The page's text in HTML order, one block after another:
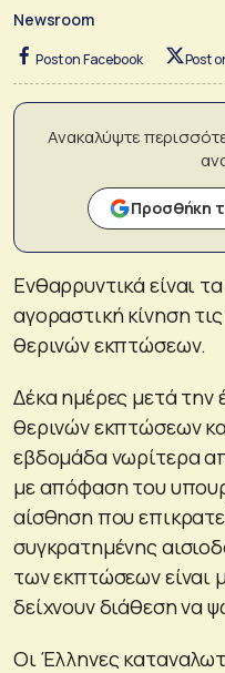
Newsroom
Post on Facebook Post
Ανακαλύψτε
Προσθήκη
Ενθαρρυντικά είναι
αγοραστική κίνηση
θερινών εκπτώσεων.
Δέκα ημέρες μετά την
θερινών εκπτώσεων
εβδομάδα νωρίτερα
με απόφαση του
αίσθηση που
συγκρατημένης
των εκπτώσεων είναι
δείχνουν διάθεση να
Οι Έλληνες